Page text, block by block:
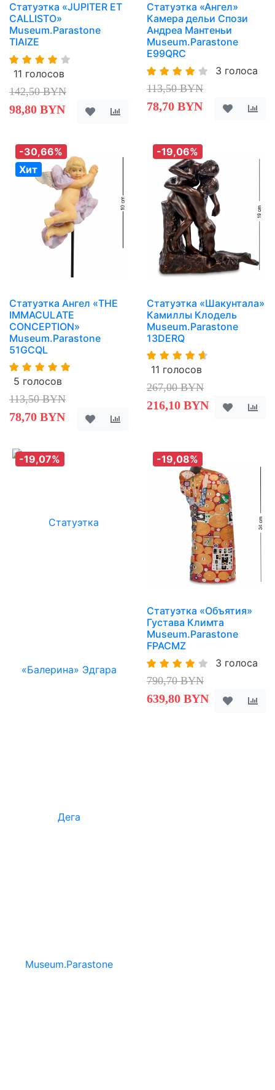
Статуэтка «JUPITER ET
CALLISTO»
Museum.Parastone
TIAIZE
11 голосов
142,50 BYN
98,80 BYN
Статуэтка «Ангел»
Камера дельи Спози
Андреа Мантеньи
Museum.Parastone
E99QRC
3 голоса
113,50 BYN
78,70 BYN
-30,66%
Хит
Статуэтка Ангел «THE
IMMACULATE
CONCEPTION»
Museum.Parastone
51GCQL
5 голосов
113,50 BYN
78,70 BYN
-19,06%
Статуэтка «Шакунтала»
Камиллы Клодель
Museum.Parastone
13DERQ
11 голосов
267,00 BYN
216,10 BYN
-19,07% -19,08%
Статуэтка «Объятия»
Густава Климта
Museum.Parastone
FPACMZ
3 голоса
790,70 BYN
639,80 BYN